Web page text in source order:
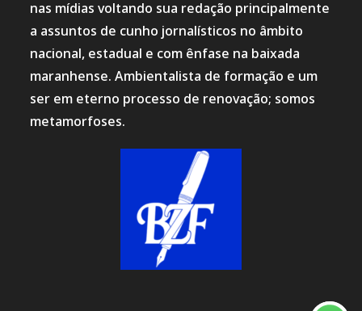
nas mídias voltando sua redação principalmente
a assuntos de cunho jornalísticos no âmbito
nacional, estadual e com ênfase na baixada
maranhense. Ambientalista de formação e um
ser em eterno processo de renovação; somos
metamorfoses.